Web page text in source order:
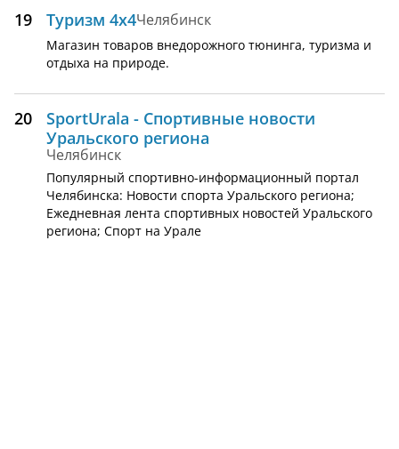
19 Туризм 4х4Челябинск
Магазин товаров внедорожного тюнинга, туризма и
отдыха на природе.
20
SportUrala - Спортивные новости
Уральского региона
Челябинск
Популярный спортивно-информационный портал
Челябинска: Новости спорта Уральского региона;
Ежедневная лента спортивных новостей Уральского
региона; Спорт на Урале